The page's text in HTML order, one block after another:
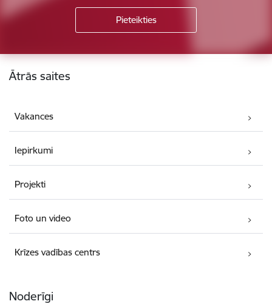
Kājene
Ātrās saites
Vakances
Iepirkumi
Projekti
Foto un video
Krīzes vadības centrs
Noderīgi